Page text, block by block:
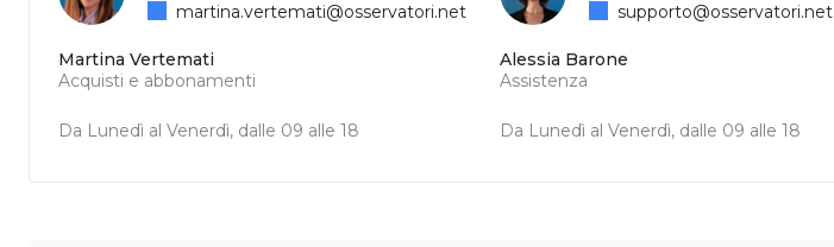
Martina Vertemati
Acquisti e abbonamenti
Da Lunedì al Venerdì, dalle 09 alle 18
martina.vertemati@osservatori.net
Alessia Barone
Assistenza
Da Lunedì al Venerdì, dalle 09 alle 18
supporto@osservatori.net